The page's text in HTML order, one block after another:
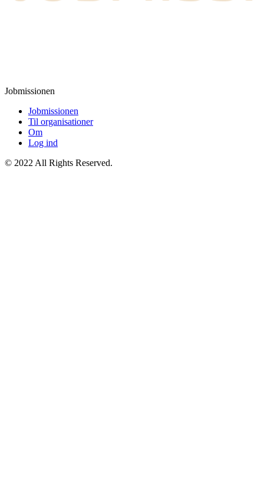
Jobmissionen
Jobmissionen
Til organisationer
Om
Log ind
© 2022 All Rights Reserved.